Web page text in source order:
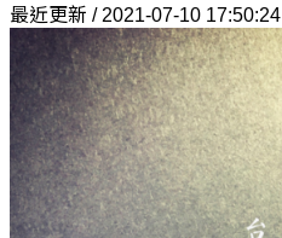
最近更新 / 2021-07-10 17:50:24